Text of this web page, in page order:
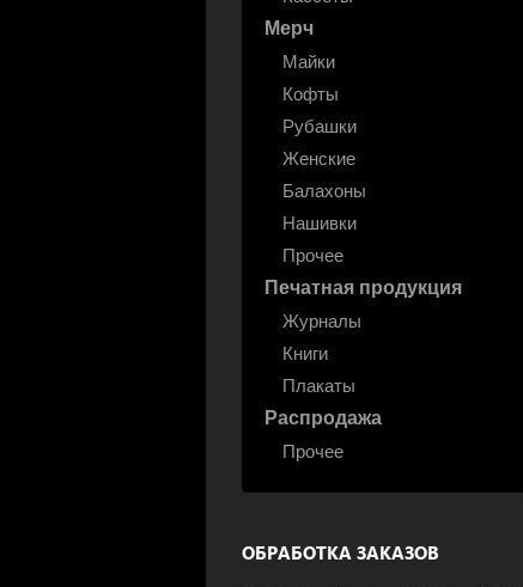
Мерч
Майки
Кофты
Рубашки
Женские
Балахоны
Нашивки
Прочее
Печатная продукция
Журналы
Книги
Плакаты
Распродажа
Прочее
ОБРАБОТКА ЗАКАЗОВ